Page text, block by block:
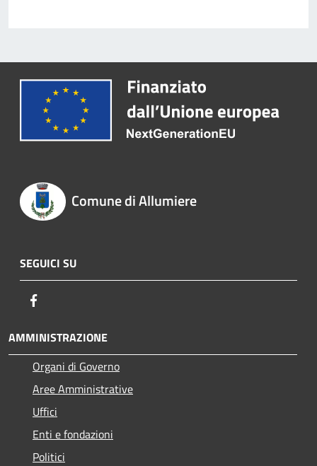
Comune di Allumiere
SEGUICI SU
AMMINISTRAZIONE
Organi di Governo
Aree Amministrative
Uffici
Enti e fondazioni
Politici